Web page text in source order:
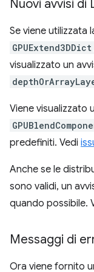
Nuovi avvisi di
Se viene utilizzata
GPUExtend3DDict
visualizzato un
Viene visualizzato
predefiniti. Vedi
Anche se le
sono validi, un
quando possibile.
Messaggi di
Ora viene fornito